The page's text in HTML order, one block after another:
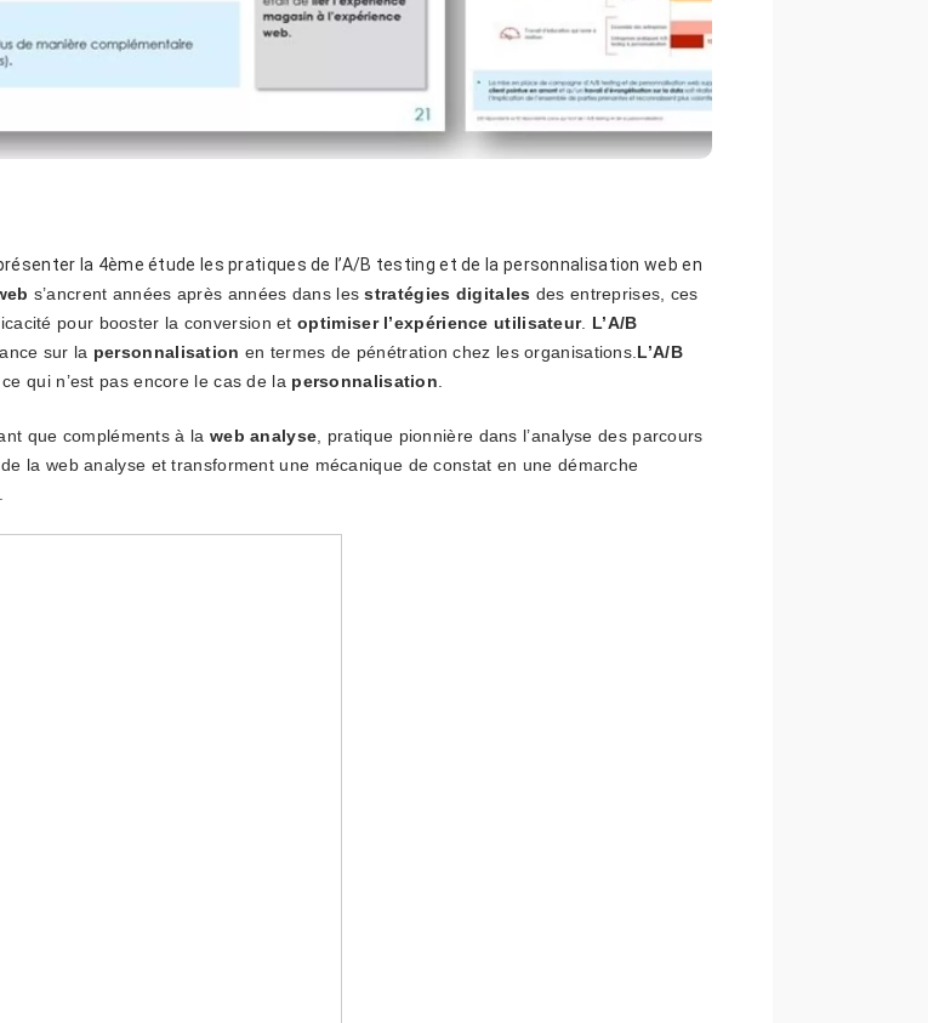
la 4ème étude les pratiques de l’A/B testing et de la personnalisation web en
s’ancrent années après années dans lesstratégies digitales des entreprises, ces
pour booster la conversion etoptimiser l’expérience utilisateur. L’A/B
sur la personnalisation en termes de pénétration chez les organisations. L’A/B
qui n’est pas encore le cas de la personnalisation
que compléments à la web analyse , pratique pionnière dans l’analyse des parcours
la web analyse et transforment une mécanique de constat en une démarche